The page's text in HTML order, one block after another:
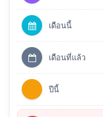
เดือนนี้
เดือนที่แล้ว
ปีนี้